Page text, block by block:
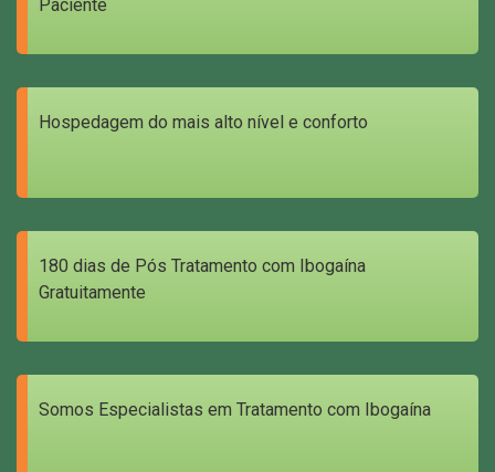
Paciente
Hospedagem do mais alto nível e conforto
180 dias de Pós Tratamento com Ibogaína
Gratuitamente
Somos Especialistas em Tratamento com Ibogaína